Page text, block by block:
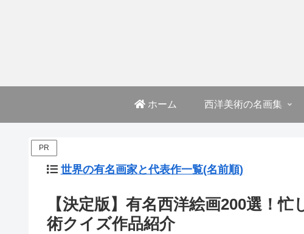
ホーム 西洋美術の名画集
PR
世界の有名画家と代表作一覧(名前順)
【決定版】有名西洋絵画200選！
術クイズ作品紹介